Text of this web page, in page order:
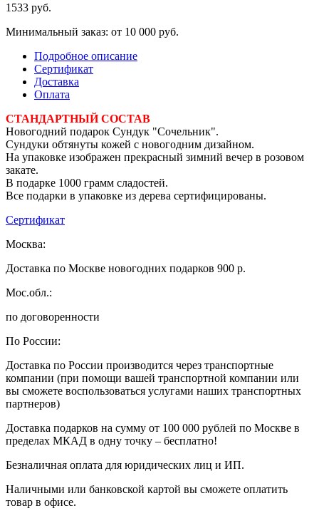
1533 руб.
Минимальный заказ: от 10 000 руб.
Подробное описание
Сертификат
Доставка
Оплата
СТАНДАРТНЫЙ СОСТАВ
Новогодний подарок Сундук "Сочельник".
Сундуки обтянуты кожей с новогодним дизайном.
На упаковке изображен прекрасный зимний вечер в розовом
закате.
В подарке 1000 грамм сладостей.
Все подарки в упаковке из дерева сертифицированы.
Сертификат
Москва:
Доставка по Москве новогодних подарков 900 р.
Мос.обл.:
по договоренности
По России:
Доставка по России производится через транспортные
компании (при помощи вашей транспортной компании или
вы сможете воспользоваться услугами наших транспортных
партнеров)
Доставка подарков на сумму от 100 000 рублей по Москве в
пределах МКАД в одну точку – бесплатно!
Безналичная оплата для юридических лиц и ИП.
Наличными или банковской картой вы сможете оплатить
товар в офисе.